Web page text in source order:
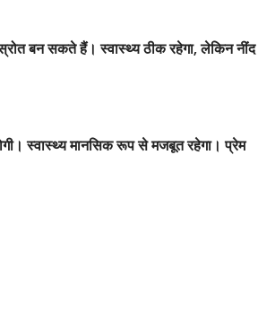
बन सकते हैं। स्वास्थ्य ठीक रहेगा, लेकिन नींद
स्वास्थ्य मानसिक रूप से मजबूत रहेगा। प्रेम